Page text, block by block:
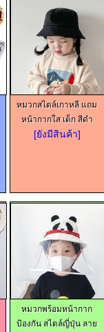
หมวกสไตล์เกาหลี แถม
หน้ากากใส เด็ก สีดำ
[ยังมีสินค้า]
หมวกพร้อมหน้ากาก
ป้องกัน สไตล์ญี่ปุ่น ลาย